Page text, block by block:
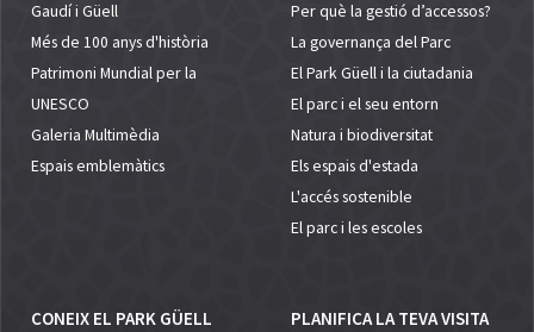
Gaudí i Güell
Més de 100 anys d'història
Patrimoni Mundial per la
UNESCO
Galeria Multimèdia
Espais emblemàtics
Per què la gestió d’accessos?
La governança del Parc
El Park Güell i la ciutadania
El parc i el seu entorn
Natura i biodiversitat
Els espais d'estada
L'accés sostenible
El parc i les escoles
CONEIX EL PARK GÜELL PLANIFICA LA TEVA VISITA